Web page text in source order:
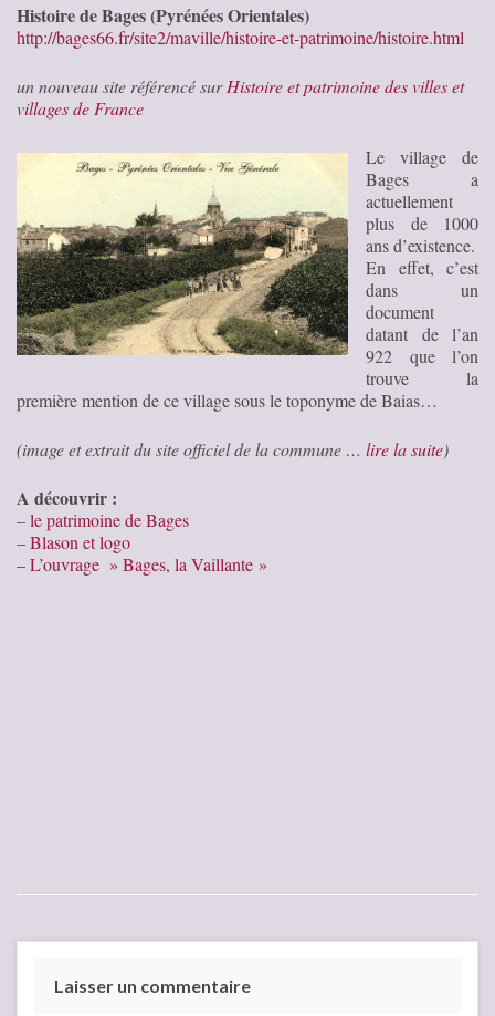
Histoire de Bages (Pyrénées Orientales)
http://bages66.fr/site2/maville/histoire-et-patrimoine/histoire.html
un nouveau site référencé surHistoire et patrimoine des villes et
villages de France
Le village de
Bages a
actuellement
plus de 1000
ans d’existence.
En effet, c’est
dans un
document
datant de l’an
922 que l’on
trouve la
première mention de ce village sous le toponyme de Baias…
(image et extrait du site officiel de la commune … lire la suite)
A découvrir :
–le patrimoine de Bages
–Blason et logo
–L’ouvrage » Bages, la Vaillante »
Laisser un commentaire